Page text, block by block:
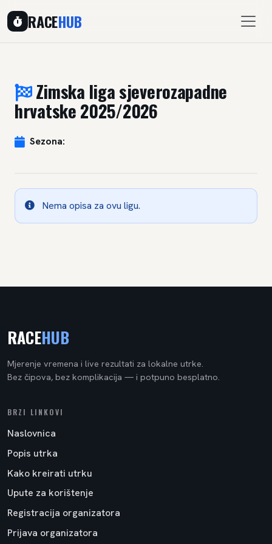
RACEHUB
Zimska liga sjeverozapadne
hrvatske 2025/2026
Sezona:
Nema opisa za ovu ligu.
RACEHUB
Mjerenje vremena i live rezultati za lokalne utrke.
Bez čipova, bez komplikacija — i potpuno besplatno.
BRZI LINKOVI
Naslovnica
Popis utrka
Kako kreirati utrku
Upute za korištenje
Registracija organizatora
Prijava organizatora